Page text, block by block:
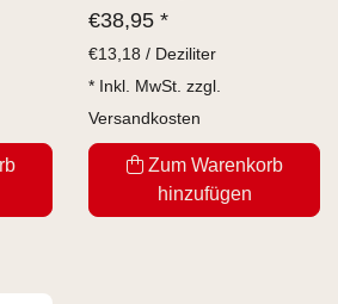
€38,95 *
€13,18 / Deziliter
* Inkl. MwSt. zzgl.
Versandkosten
Zum Warenkorb
hinzufügen